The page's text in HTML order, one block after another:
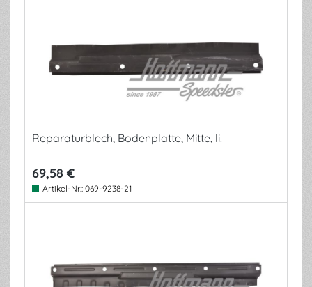
Reparaturblech, Bodenplatte, Mitte, li.
69,58 €
Artikel-Nr.: 069-9238-21